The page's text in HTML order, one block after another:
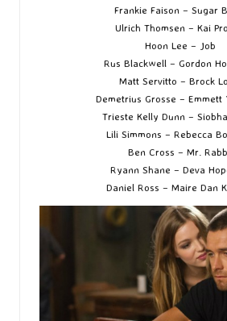
Frankie Faison – Sugar
Ulrich Thomsen – Kai
Hoon Lee – Job
Rus Blackwell – Gordon
Matt Servitto – Brock
Demetrius Grosse – Emmett
Trieste Kelly Dunn –
Lili Simmons – Rebecca
Ben Cross – Mr.
Ryann Shane – Deva
Daniel Ross – Maire Dan